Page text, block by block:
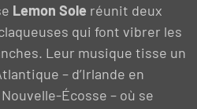
Lemon Sole réunit deux
qui font vibrer les
Leur musique tisse un
– d’Irlande en
Écosse – où se